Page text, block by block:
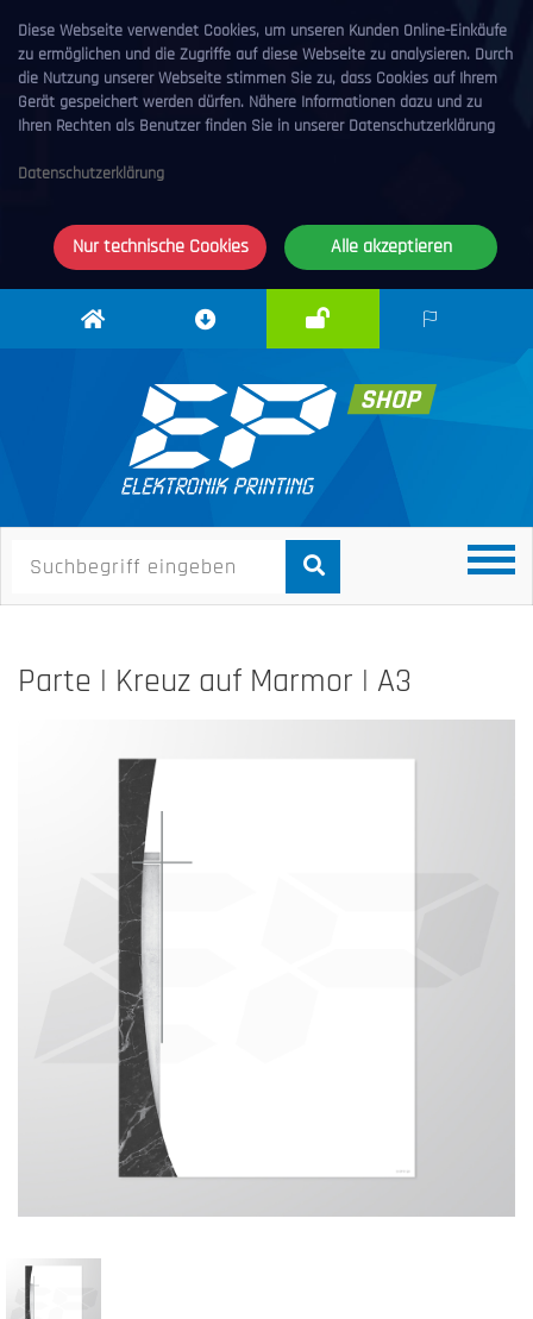
Diese Webseite verwendet Cookies, um unseren Kunden Online-Einkäufe
zu ermöglichen und die Zugriffe auf diese Webseite zu analysieren. Durch
die Nutzung unserer Webseite stimmen Sie zu, dass Cookies auf Ihrem
Gerät gespeichert werden dürfen. Nähere Informationen dazu und zu
Ihren Rechten als Benutzer finden Sie in unserer Datenschutzerklärung
Datenschutzerklärung
Nur technische Cookies Alle akzeptieren
Elektronik
Downloadcenter
Parte | Kreuz auf Marmor | A3